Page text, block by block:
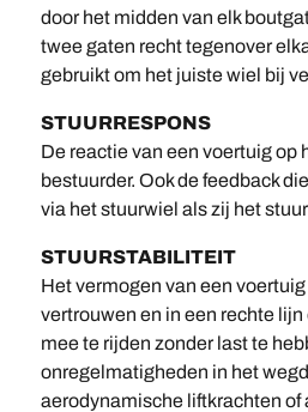
door het midden van elk
twee gaten recht tegenover
gebruikt om het juiste wiel bij
STUURRESPONS
De reactie van een voertuig op
bestuurder. Ook de feedback
via het stuurwiel als zij het
STUURSTABILITEIT
Het vermogen van een
vertrouwen en in een rechte
mee te rijden zonder last te
onregelmatigheden in het
aerodynamische liftkrachten of